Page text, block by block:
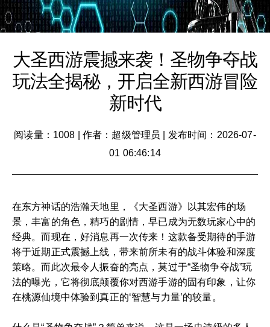
大圣西游震撼来袭！圣物争夺战
玩法全揭秘，开启全新西游冒险
新时代
阅读量：1008 作者：超级管理员
发布时间：2026-07-
01 06:46:14
在东方神话的浩瀚天地里，《大圣西游》以其宏伟的场
景，丰富的角色，精巧的剧情，早已成为无数玩家心中的
经典。而现在，好消息再一次传来！这款备受期待的手游
将于近期正式震撼上线，带来前所未有的战斗体验和深度
策略。而此次最令人振奋的亮点，莫过于“圣物争夺战”玩
法的曝光，它将彻底颠覆你对西游手游的固有印象，让你
在桃源仙境中体验到真正的‘智慧与力量’的较量。